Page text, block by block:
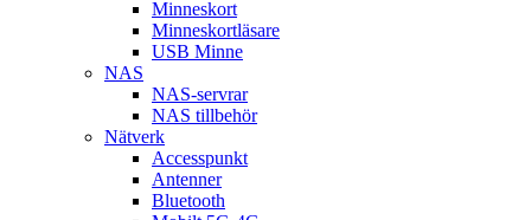
Minneskort
Minneskortläsare
USB Minne
NAS
NAS-servrar
NAS tillbehör
Nätverk
Accesspunkt
Antenner
Bluetooth